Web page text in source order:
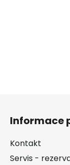
Informace
Kontakt
Servis -